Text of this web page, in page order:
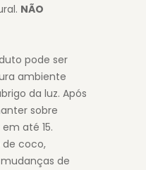
NÃO
pode ser
ambiente
da luz. Após
sobre
até 15.
de coco,
de